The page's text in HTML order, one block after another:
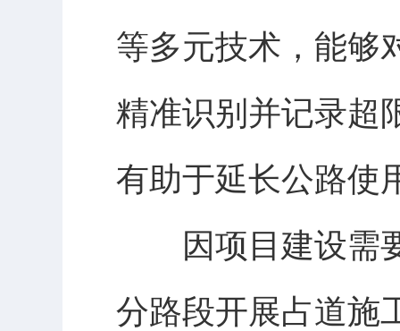
等多元技术，能够
精准识别并记录超
有助于延长公路使
因项目建设需要
分路段开展占道施